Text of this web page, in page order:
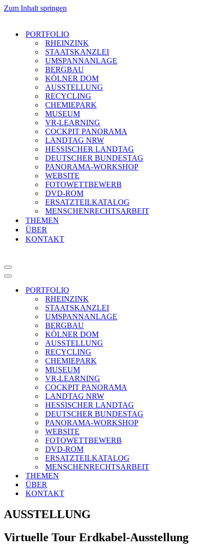
Zum Inhalt springen
PORTFOLIO
RHEINZINK
STAATSKANZLEI
UMSPANNANLAGE
BERGBAU
KÖLNER DOM
AUSSTELLUNG
RECYCLING
CHEMIEPARK
MUSEUM
VR-LEARNING
COCKPIT PANORAMA
LANDTAG NRW
HESSISCHER LANDTAG
DEUTSCHER BUNDESTAG
PANORAMA-WORKSHOP
WEBSITE
FOTOWETTBEWERB
DVD-ROM
ERSATZTEILKATALOG
MENSCHENRECHTSARBEIT
THEMEN
ÜBER
KONTAKT
Navigationsmenü
Navigationsmenü
PORTFOLIO
RHEINZINK
STAATSKANZLEI
UMSPANNANLAGE
BERGBAU
KÖLNER DOM
AUSSTELLUNG
RECYCLING
CHEMIEPARK
MUSEUM
VR-LEARNING
COCKPIT PANORAMA
LANDTAG NRW
HESSISCHER LANDTAG
DEUTSCHER BUNDESTAG
PANORAMA-WORKSHOP
WEBSITE
FOTOWETTBEWERB
DVD-ROM
ERSATZTEILKATALOG
MENSCHENRECHTSARBEIT
THEMEN
ÜBER
KONTAKT
AUSSTELLUNG
Virtuelle Tour Erdkabel-Ausstellung